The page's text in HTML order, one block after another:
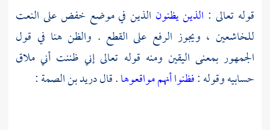
قوله تعالى : الذين يظنون الذين في موضع خفض على النعت
للخاشعين ، ويجوز الرفع على القطع . والظن هنا في قول
الجمهور بمعنى اليقين ومنه قوله تعالى إني ظننت أني ملاق
حسابيه وقوله :فظنوا أنهم مواقعوها. قالدريد بن الصمة: